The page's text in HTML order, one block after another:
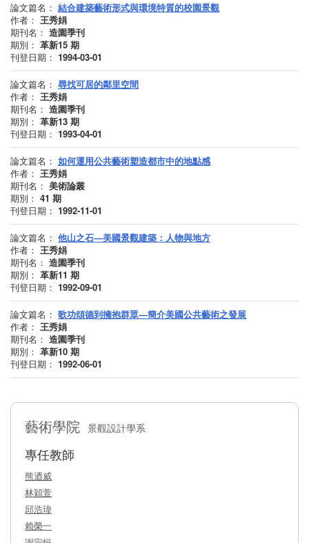
論文篇名： 結合建築藝術形式與環境特質的校園景觀
作者： 王秀娟
期刊名： 造園季刊
期別： 革新15 期
刊登日期： 1994-03-01
論文篇名： 尋找可居的鄰里空間
作者： 王秀娟
期刊名： 造園季刊
期別： 革新13 期
刊登日期： 1993-04-01
論文篇名： 如何運用公共藝術塑造都市中的地點感
作者： 王秀娟
期刊名： 美術論叢
期別： 41 期
刊登日期： 1992-11-01
論文篇名： 他山之石—美國景觀建築：人物與地方
作者： 王秀娟
期刊名： 造園季刊
期別： 革新11 期
刊登日期： 1992-09-01
論文篇名： 歌功頌德到擁抱群眾—簡介美國公共藝術之發展
作者： 王秀娟
期刊名： 造園季刊
期別： 革新10 期
刊登日期： 1992-06-01
藝術學院 景觀設計學系
專任教師
熊迺威
林穎萱
邱浩瑋
賴榮一